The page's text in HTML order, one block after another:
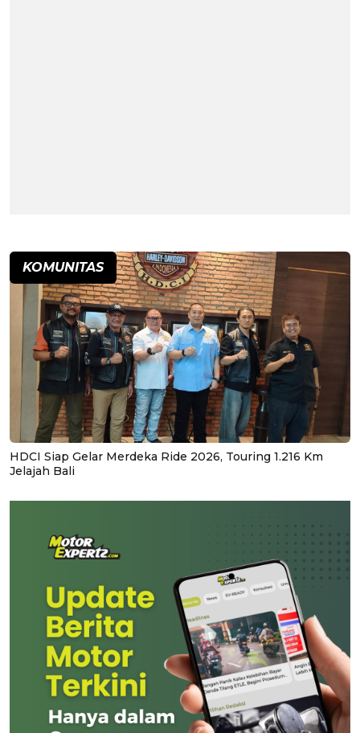
KOMUNITAS
HDCI Siap Gelar Merdeka Ride 2026, Touring 1.216 Km
Jelajah Bali